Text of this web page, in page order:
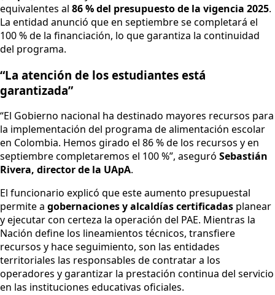
equivalentes al 86 % del presupuesto de la vigencia 2025.
La entidad anunció que en septiembre se completará el
100 % de la financiación, lo que garantiza la continuidad
del programa.
“La atención de los estudiantes está
garantizada”
“El Gobierno nacional ha destinado mayores recursos para
la implementación del programa de alimentación escolar
en Colombia. Hemos girado el 86 % de los recursos y en
septiembre completaremos el 100 %”, aseguró Sebastián
Rivera, director de la UApA.
El funcionario explicó que este aumento presupuestal
permite a gobernaciones y alcaldías certificadas planear
y ejecutar con certeza la operación del PAE. Mientras la
Nación define los lineamientos técnicos, transfiere
recursos y hace seguimiento, son las entidades
territoriales las responsables de contratar a los
operadores y garantizar la prestación continua del servicio
en las instituciones educativas oficiales.